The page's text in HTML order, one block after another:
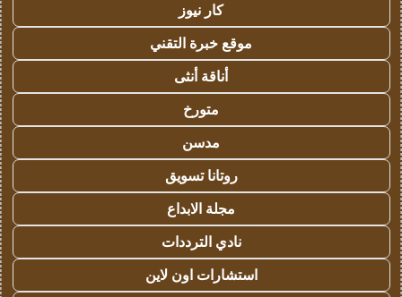
كار نيوز
موقع خبرة التقني
أناقة أنثى
متورخ
مدسن
روتانا تسويق
مجلة الابداع
نادي الترددات
استشارات اون لاين